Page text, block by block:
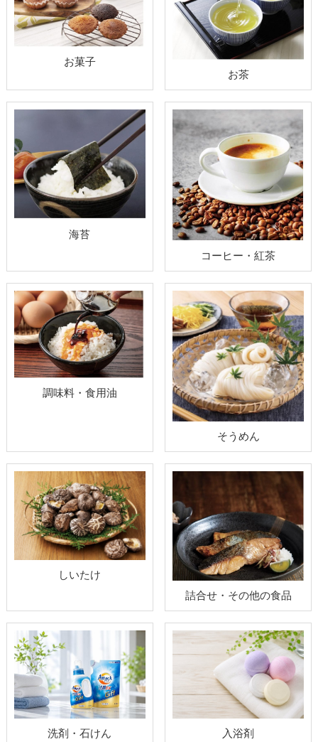
お菓子
お茶
海苔
コーヒー・紅茶
調味料・食用油
そうめん
しいたけ
詰合せ・その他の食品
洗剤・石けん 入浴剤